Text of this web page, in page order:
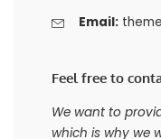
Email:
Feel free to
We want to
which is why we